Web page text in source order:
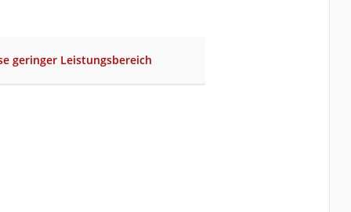
geringer Leistungsbereich